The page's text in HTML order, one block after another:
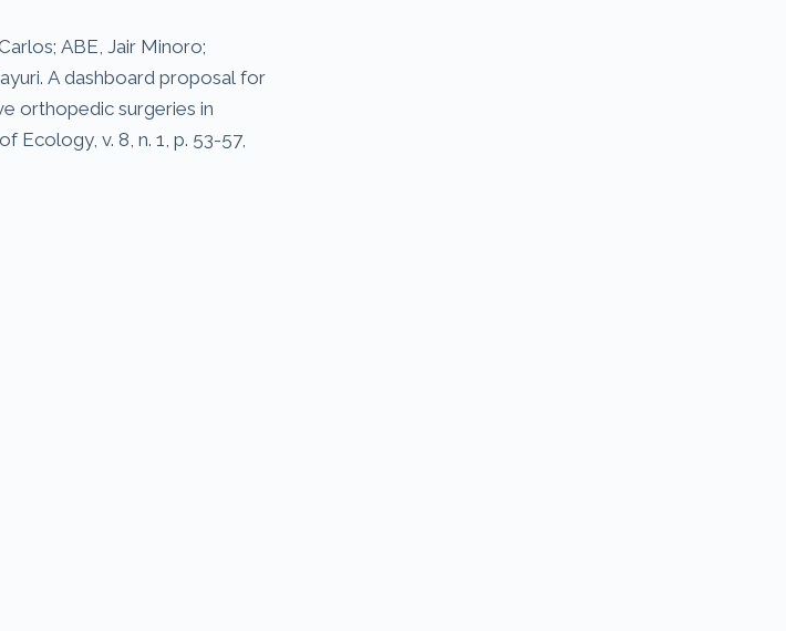
ABE, Jair Minoro;
A dashboard proposal for
orthopedic surgeries in
Ecology, v. 8, n. 1, p. 53-57,